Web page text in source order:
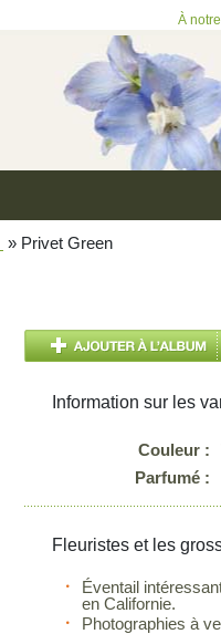
À
» Privet Green
Information sur les
Couleur :
Parfumé :
Fleuristes et les
Éventail
en Californie.
Photographies à